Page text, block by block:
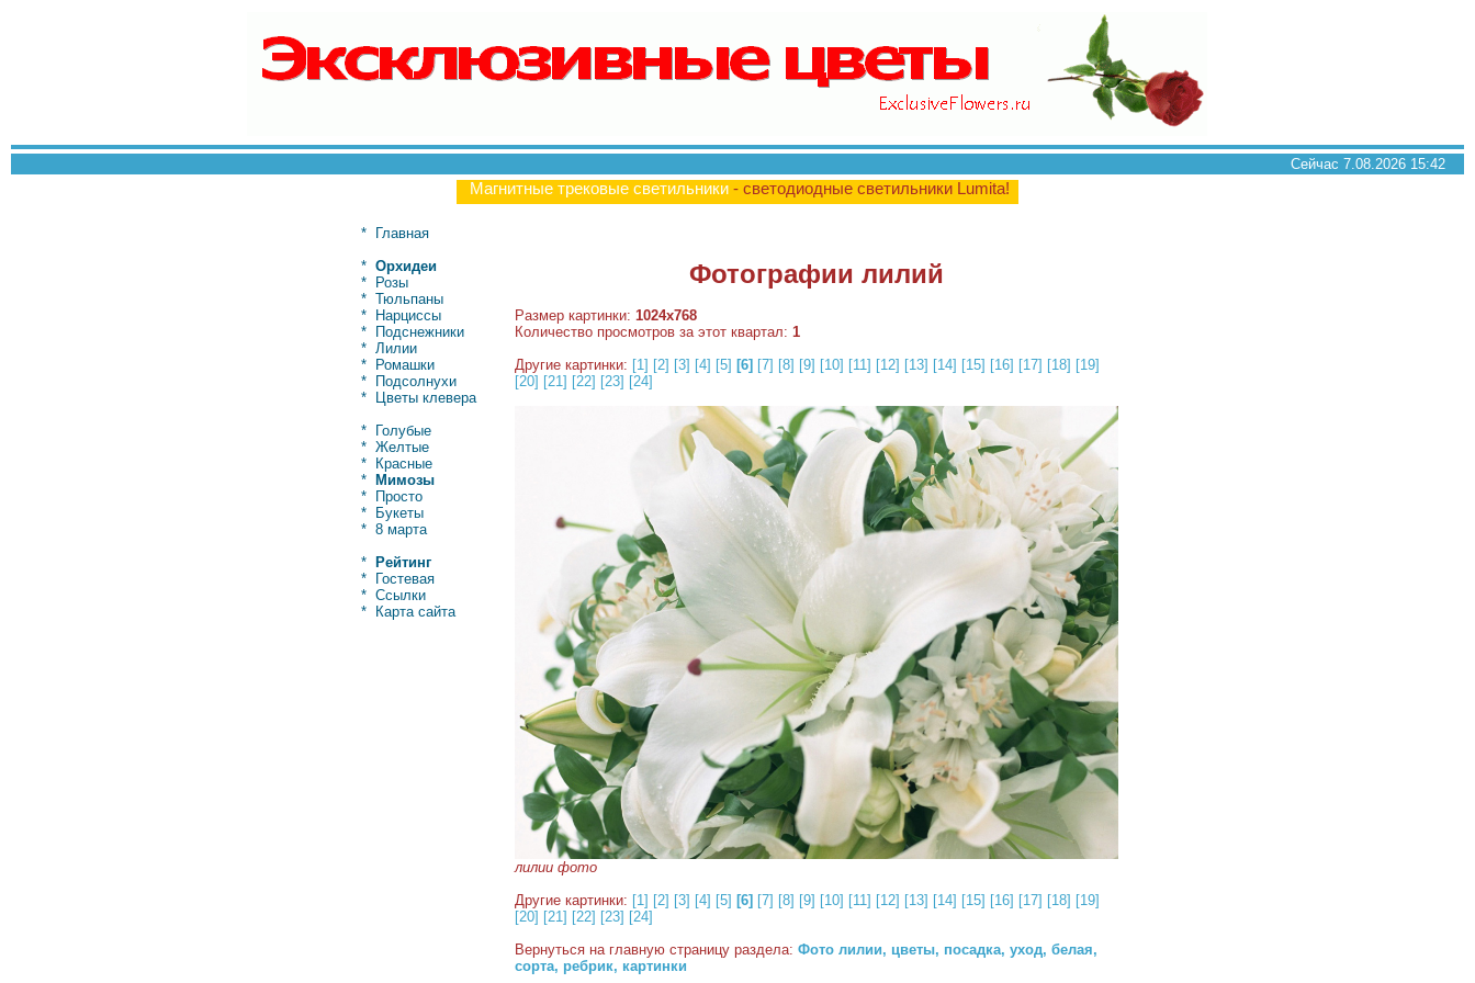
Сейчас 7.08.2026 15:42
Магнитные трековые светильники - светодиодные светильники Lumita!
*
Главная
* Орхидеи
*
Розы
* Тюльпаны
*
Нарциссы
*
Подснежники
* Лилии
*
Ромашки
*
Подсолнухи
*
Цветы клевера
*
Голубые
* Желтые
*
Красные
*
Мимозы
*
Просто
*
Букеты
* 8 марта
*
Рейтинг
*
Гостевая
* Ссылки
*
Карта сайта
Фотографии лилий
Размер картинки: 1024x768
Количество просмотров за этот квартал: 1
Другие картинки: [1] [2] [3] [4] [5] [6] [7] [8] [9] [10] [11] [12] [13] [14] [15] [16] [17] [18] [19]
[20] [21] [22] [23] [24]
лилии фото
Другие картинки: [1] [2] [3] [4] [5] [6] [7] [8] [9] [10] [11] [12] [13] [14] [15] [16] [17] [18] [19]
[20] [21] [22] [23] [24]
Вернуться на главную страницу раздела: Фото лилии, цветы, посадка, уход, белая,
сорта, ребрик, картинки